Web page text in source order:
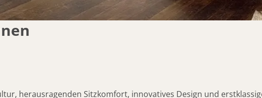
herausragenden Sitzkomfort, innovatives Design und